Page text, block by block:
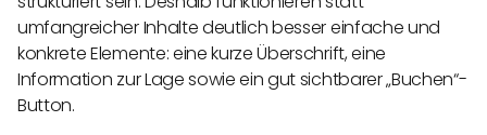
umfangreicher Inhalte deutlich besser einfache und
konkrete Elemente: eine kurze Überschrift, eine
Information zur Lage sowie ein gut sichtbarer „Buchen“-
Button.